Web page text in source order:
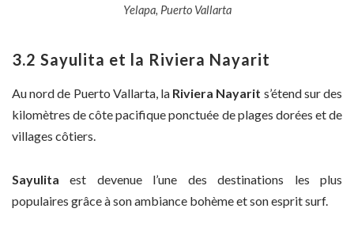
Yelapa, Puerto Vallarta
3.2 Sayulita et la Riviera Nayarit
Au nord de Puerto Vallarta, la Riviera Nayarit s’étend sur des
kilomètres de côte pacifique ponctuée de plages dorées et de
villages côtiers.
Sayulita est devenue l’une des destinations les plus
populaires grâce à son ambiance bohème et son esprit surf.